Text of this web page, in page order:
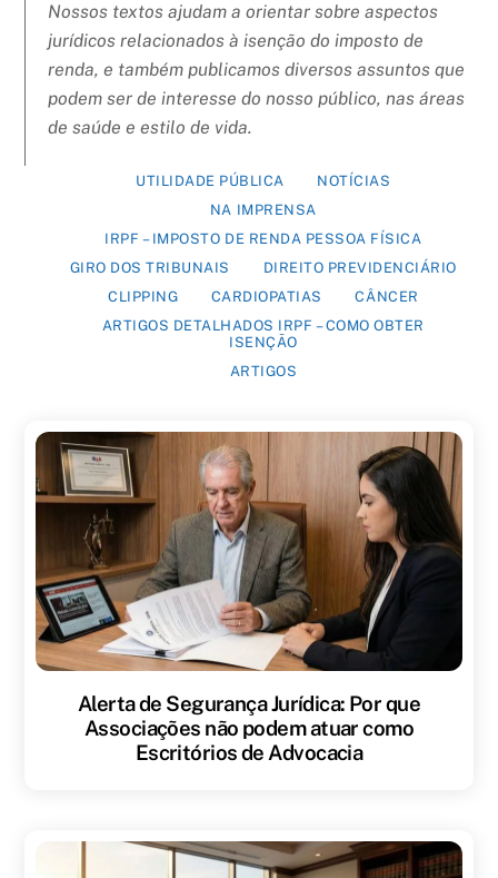
Nossos textos ajudam a orientar sobre aspectos
jurídicos relacionados à isenção do imposto de
renda, e também publicamos diversos assuntos que
podem ser de interesse do nosso público, nas áreas
de saúde e estilo de vida.
UTILIDADE PÚBLICA
NOTÍCIAS
NA IMPRENSA
IRPF – IMPOSTO DE RENDA PESSOA FÍSICA
GIRO DOS TRIBUNAIS
DIREITO PREVIDENCIÁRIO
CLIPPING
CARDIOPATIAS
CÂNCER
ARTIGOS DETALHADOS IRPF – COMO OBTER
ISENÇÃO
ARTIGOS
Alerta de Segurança Jurídica: Por que
Associações não podem atuar como
Escritórios de Advocacia